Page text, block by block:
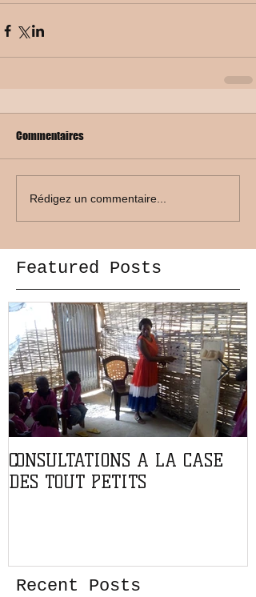
Commentaires
Rédigez un commentaire...
Featured Posts
CONSULTATIONS A LA CASE
DES TOUT PETITS
Recent Posts